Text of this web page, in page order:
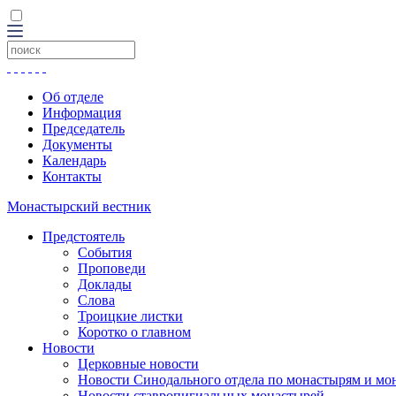
Об отделе
Информация
Председатель
Документы
Календарь
Контакты
Монастырский вестник
Предстоятель
События
Проповеди
Доклады
Слова
Троицкие листки
Коротко о главном
Новости
Церковные новости
Новости Синодального отдела по монастырям и